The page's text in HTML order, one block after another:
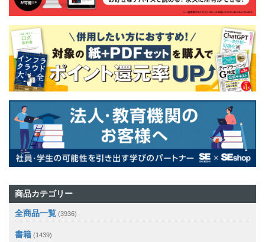
商品カテゴリー
全商品一覧 (3936)
書籍 (1439)